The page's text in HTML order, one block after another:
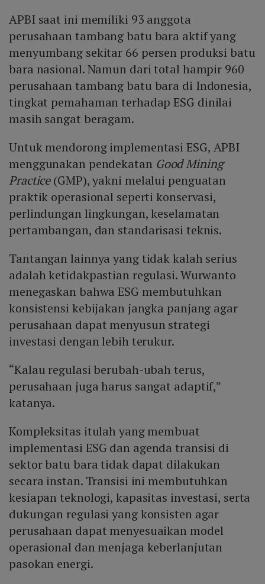
APBI saat ini memiliki 93 anggota
perusahaan tambang batu bara aktif yang
menyumbang sekitar 66 persen produksi batu
bara nasional. Namun dari total hampir 960
perusahaan tambang batu bara di Indonesia,
tingkat pemahaman terhadap ESG dinilai
masih sangat beragam.
Untuk mendorong implementasi ESG, APBI
menggunakan pendekatan Good Mining
Practice(GMP), yakni melalui penguatan
praktik operasional seperti konservasi,
perlindungan lingkungan, keselamatan
pertambangan, dan standarisasi teknis.
Tantangan lainnya yang tidak kalah serius
adalah ketidakpastian regulasi. Wurwanto
menegaskan bahwa ESG membutuhkan
konsistensi kebijakan jangka panjang agar
perusahaan dapat menyusun strategi
investasi dengan lebih terukur.
“Kalau regulasi berubah-ubah terus,
perusahaan juga harus sangat adaptif,”
katanya.
Kompleksitas itulah yang membuat
implementasi ESG dan agenda transisi di
sektor batu bara tidak dapat dilakukan
secara instan. Transisi ini membutuhkan
kesiapan teknologi, kapasitas investasi, serta
dukungan regulasi yang konsisten agar
perusahaan dapat menyesuaikan model
operasional dan menjaga keberlanjutan
pasokan energi.